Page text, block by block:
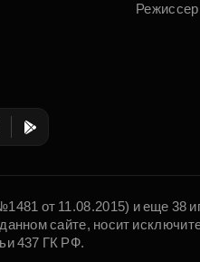
Режиссер
от 11.08.2015) и еще
сайте, носит
437 ГК РФ.